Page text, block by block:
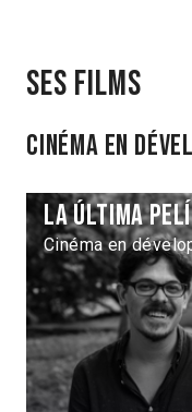
Ses films
Cinéma en
La última
Cinéma en